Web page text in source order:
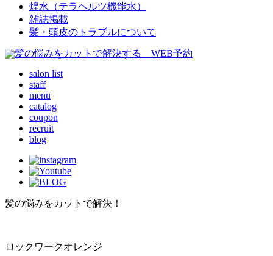
煌水（テラヘルツ機能水）
雑誌掲載
髪・頭皮のトラブルについて
salon list
staff
menu
catalog
coupon
recruit
blog
髪の悩みをカットで解決！
ロックワークオレンジ